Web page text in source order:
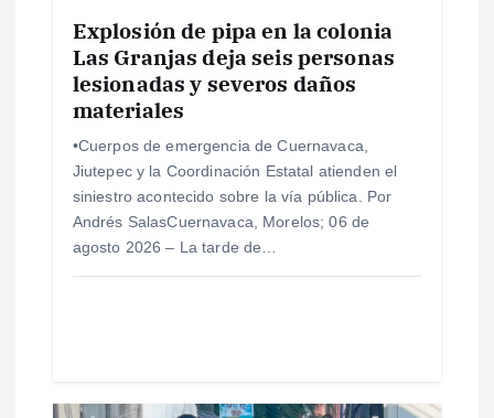
s
Explosión de pipa en la colonia
Las Granjas deja seis personas
lesionadas y severos daños
materiales
•Cuerpos de emergencia de Cuernavaca,
Jiutepec y la Coordinación Estatal atienden el
siniestro acontecido sobre la vía pública. Por
Andrés SalasCuernavaca, Morelos; 06 de
agosto 2026 – La tarde de…